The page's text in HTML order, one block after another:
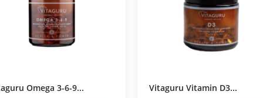
Vitamin D3... Vitaguru Memory Complex...